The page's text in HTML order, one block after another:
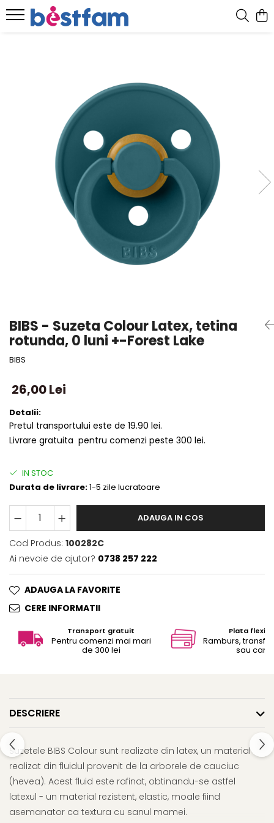
BIBS - Suzeta Colour Latex, tetina
rotunda, 0 luni +-Forest Lake
BIBS
26,00 Lei
Detalii:
Pretul transportului este de 19.90 lei.
Livrare gratuita pentru comenzi peste 300 lei.
IN STOC
Durata de livrare:1-5 zile lucratoare
ADAUGA IN COS
Cod Produs: 100282C
Ai nevoie de ajutor? 0738 257 222
ADAUGA LA FAVORITE
CERE INFORMATII
Transport gratuit
Pentru comenzi mai mari
de 300 lei
Plata
Ramburs,
sau card
DESCRIERE
Suzetele BIBS Colour sunt realizate din latex, un material
realizat din fluidul provenit de la arborele de cauciuc
(hevea). Acest fluid este rafinat, obtinandu-se astfel
latexul - un material rezistent, elastic, moale fiind
asemanator ca textura cu sanul mamei.